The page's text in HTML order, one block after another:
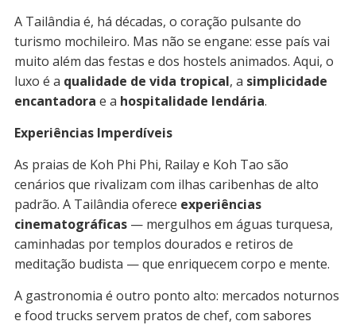
A Tailândia é, há décadas, o coração pulsante do
turismo mochileiro. Mas não se engane: esse país vai
muito além das festas e dos hostels animados. Aqui, o
luxo é a qualidade de vida tropical, a simplicidade
encantadora e a hospitalidade lendária.
Experiências Imperdíveis
As praias de Koh Phi Phi, Railay e Koh Tao são
cenários que rivalizam com ilhas caribenhas de alto
padrão. A Tailândia oferece experiências
cinematográficas— mergulhos em águas turquesa,
caminhadas por templos dourados e retiros de
meditação budista — que enriquecem corpo e mente.
A gastronomia é outro ponto alto: mercados noturnos
e food trucks servem pratos de chef, com sabores